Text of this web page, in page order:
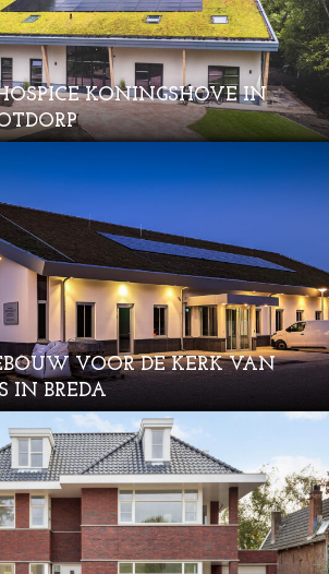
KONINGSHOVE IN
VOOR DE KERK VAN
IN BREDA